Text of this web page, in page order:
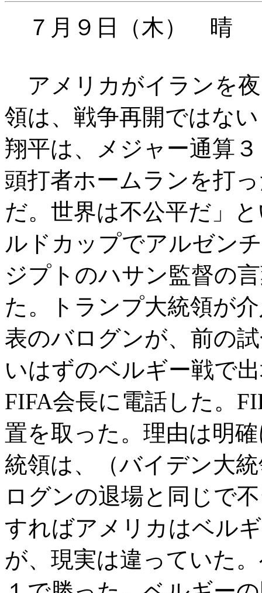
７月９日（木） 晴
アメリカがイランを
領は、戦争再開ではな
翔平は、メジャー通算
頭打者ホームランを打
だ。世界は不公平だ」
ルドカップでアルゼン
ジプトのハサン監督の
た。トランプ大統領が
表のバログンが、前の
いはずのベルギー戦で
FIFA会長に電話した。
置を取った。理由は明
統領は、（バイデン大
ログンの退場と同じで
すればアメリカはベル
が、現実は違っていた